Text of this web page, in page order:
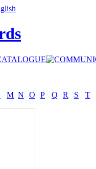
M N O P Q R S T